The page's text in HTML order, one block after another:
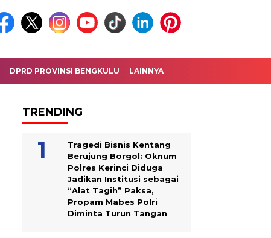
DPRD PROVINSI BENGKULU LAINNYA
TRENDING
Tragedi Bisnis Kentang
Berujung Borgol: Oknum
Polres Kerinci Diduga
Jadikan Institusi sebagai
“Alat Tagih” Paksa,
Propam Mabes Polri
Diminta Turun Tangan